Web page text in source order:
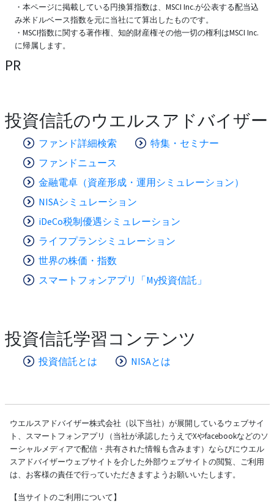
・本ページに掲載している円換算指数は、MSCI Inc.が公表する配当込
み米ドルベース指数を元に当社にて算出したものです。
・MSCI指数に関する著作権、知的財産権その他一切の権利はMSCI Inc.
に帰属します。
PR
投資信託のウエルスアドバイザー
ファンド詳細検索
特集・セミナー
ファンドニュース
金融電卓（資産形成・運用シミュレーション）
NISAシミュレーション
iDeCo税制優遇シミュレーション
ライフプランシミュレーション
世界の株価・指数
スマートフォンアプリ「My投資信託」
投資信託学習コンテンツ
投資信託とは NISAとは
ウエルスアドバイザー株式会社（以下当社）が展開しているウェブサイ
ト、スマートフォンアプリ（当社が承認したうえでXやfacebookなどのソ
ーシャルメディアで配信・共有された情報も含みます）ならびにウエル
スアドバイザーウェブサイトを介した外部ウェブサイトの閲覧、ご利用
は、お客様の責任で行っていただきますようお願いいたします。
【当サイトのご利用について】